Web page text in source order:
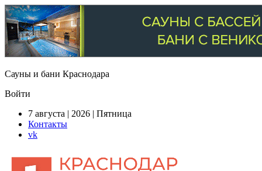
Сауны и бани Краснодара
Войти
7 августа | 2026 | Пятница
Контакты
vk